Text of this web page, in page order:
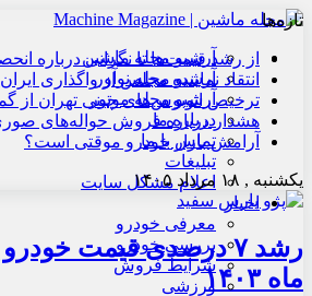
آرشیو مجله ماشین
آرشیو مجله نوآور
آرشیو مجله موتور
درباره ما
تماس با ما
تبلیغات
اعلام مشکل سایت
اخبار
معرفی خودرو
بررسی خودرو
شرایط فروش
ورزشی
تازه‌ها
از رشد قیمت‌ها تا نگرانی درباره
انتقاد نماینده مجلس از واگذاری
ترخیص اتوبوس‌های چینی تهران از
هشدار درباره فروش حواله‌های
آرامش بازار خودرو موقتی است؟
یکشنبه , ۱۸ مرداد ۱۴۰۵
رشد ۷ درصدی قیمت
ماه ۱۴۰۳